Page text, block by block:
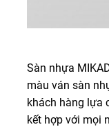
Sàn nhựa
màu ván sàn
khách hàng lựa
kết hợp với mọi